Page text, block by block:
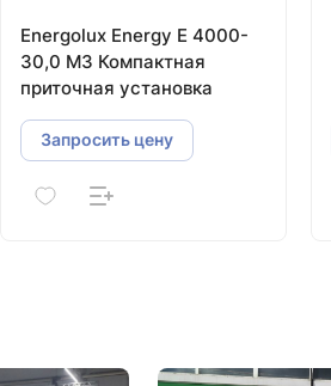
Energolux Energy E 4000-
30,0 M3 Компактная
приточная установка
Запросить цену